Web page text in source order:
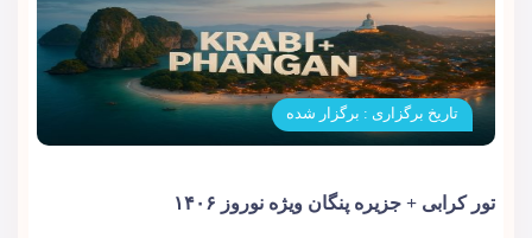
تاریخ برگزاری : برگزار شده
تور کرابی + جزیره پنگان ویژه نوروز ۱۴۰۶